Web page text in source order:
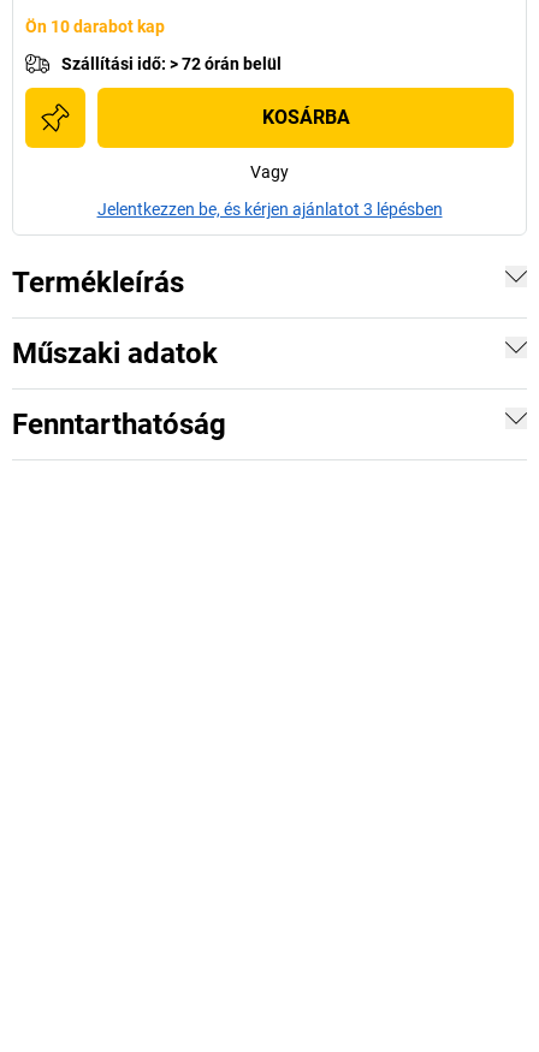
Ön 10 darabot kap
Szállítási idő: > 72 órán belül
KOSÁRBA
Vagy
Jelentkezzen be, és kérjen ajánlatot 3 lépésben
Termékleírás
Műszaki adatok
Fenntarthatóság